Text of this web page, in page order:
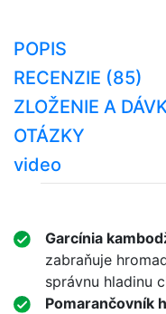
POPIS
RECENZIE (85)
ZLOŽENIE A
OTÁZKY
video
Garcínia
zabraňuje
správnu hladinu
Pomarančovník